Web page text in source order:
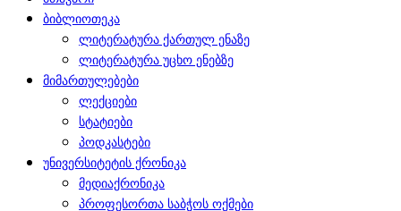
ბიბლიოთეკა
ლიტერატურა ქართულ ენაზე
ლიტერატურა უცხო ენებზე
მიმართულებები
ლექციები
სტატიები
პოდკასტები
უნივერსიტეტის ქრონიკა
მედიაქრონიკა
პროფესორთა საბჭოს ოქმები